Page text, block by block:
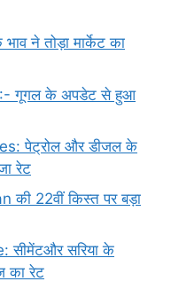
ने तोड़ा मार्केट का
गूगल के अपडेट से हुआ
पेट्रोल और डीजल के
रेट
की 22वीं किस्त पर बड़ा
सरिया के
का रेट